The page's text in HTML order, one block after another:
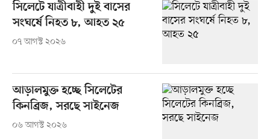
সিলেটে যাত্রীবাহী দুই বাসের
সংঘর্ষে নিহত ৮, আহত ২৫
০৭ আগস্ট ২০২৬
আড়ালমুক্ত হচ্ছে সিলেটের
কিনব্রিজ, সরছে সাইনেজ
০৬ আগস্ট ২০২৬